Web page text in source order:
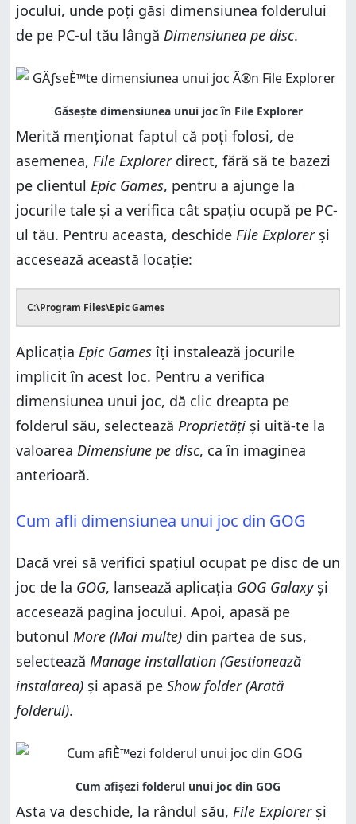
jocului, unde poți găsi dimensiunea folderului
de pe PC-ul tău lângă Dimensiunea pe disc.
Merită menționat faptul că poți folosi, de
asemenea, File Explorerdirect, fără să te bazezi
pe clientul Epic Games, pentru a ajunge la
jocurile tale și a verifica cât spațiu ocupă pe PC-
ul tău. Pentru aceasta, deschide File Explorerși
accesează această locație:
C:\Program Files\Epic Games
Aplicația Epic Gamesîți instalează jocurile
implicit în acest loc. Pentru a verifica
dimensiunea unui joc, dă clic dreapta pe
folderul său, selectează Proprietăți și uită-te la
valoarea Dimensiune pe disc, ca în imaginea
anterioară.
Cum afli dimensiunea unui joc din GOG
Dacă vrei să verifici spațiul ocupat pe disc de un
joc de la GOG, lansează aplicația GOG Galaxyși
accesează pagina jocului. Apoi, apasă pe
butonul More (Mai multe) din partea de sus,
selectează Manage installation (Gestionează
instalarea) și apasă pe Show folder (Arată
folderul).
Asta va deschide, la rândul său, File Explorerși